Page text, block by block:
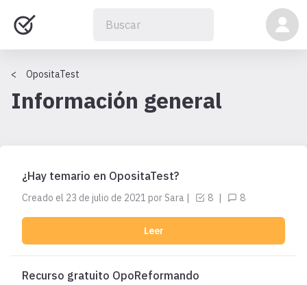
OpositaTest
Información general
¿Hay temario en OpositaTest?
Creado el 23 de julio de 2021 por Sara | 8 | 8
Leer
Recurso gratuito OpoReformando